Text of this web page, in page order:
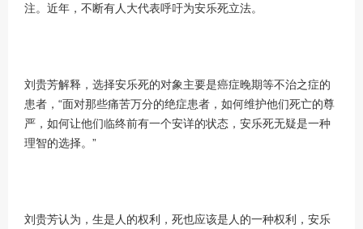
注。近年，不断有人大代表呼吁为安乐死立法。
刘贵芳解释，选择安乐死的对象主要是癌症晚期等不治之症的
患者，“面对那些痛苦万分的绝症患者，如何维护他们死亡的尊
严，如何让他们临终前有一个安详的状态，安乐死无疑是一种
理智的选择。”
刘贵芳认为，生是人的权利，死也应该是人的一种权利，安乐